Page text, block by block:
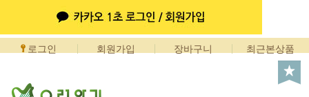
로그인 회원가입 장바구니 최근본상품